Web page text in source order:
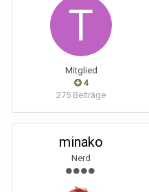
Mitglied
4
275 Beiträge
minako
Nerd